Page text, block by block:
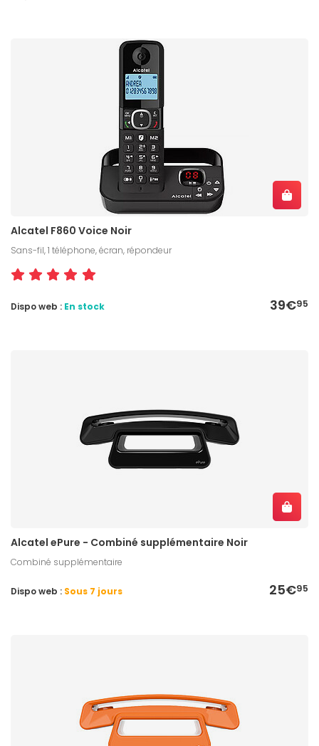
Alcatel F860 Voice Noir
Sans-fil, 1 téléphone, écran, répondeur
39€95
Dispo web : En stock
Alcatel ePure - Combiné supplémentaire Noir
Combiné supplémentaire
25€95
Dispo web : Sous 7 jours